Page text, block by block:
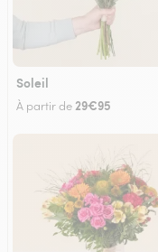
Soleil
À partir de 29€95